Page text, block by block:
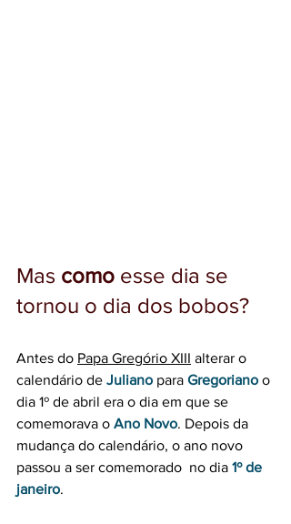
Mas como esse dia se
tornou o dia dos bobos?
Antes do Papa Gregório XIII alterar o
calendário de Juliano para Gregoriano o
dia 1º de abril era o dia em que se
comemorava o Ano Novo. Depois da
mudança do calendário, o ano novo
passou a ser comemorado  no dia 1º de
janeiro.